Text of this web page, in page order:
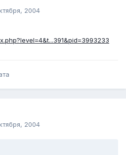
2004
2004